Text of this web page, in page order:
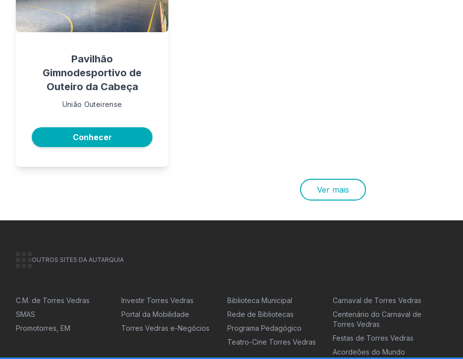
Pavilhão
Gimnodesportivo de
Outeiro da Cabeça
União Outeirense
Conhecer
Ver mais
OUTROS SITES DA AUTARQUIA
C.M. de Torres Vedras
SMAS
Promotorres, EM
Investir Torres Vedras
Portal da Mobilidade
Torres Vedras e-Negócios
Biblioteca Municipal
Rede de Bibliotecas
Programa Pedagógico
Teatro-Cine Torres Vedras
Carnaval de Torres Vedras
Centenário do Carnaval de
Torres Vedras
Festas de Torres Vedras
Acordeões do Mundo